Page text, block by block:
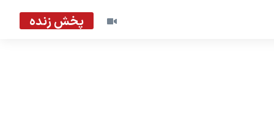
پخش زنده